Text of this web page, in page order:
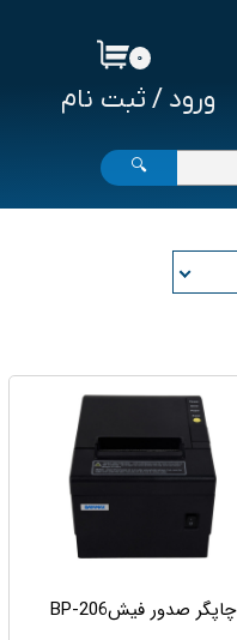
ورود / ثبت نام
۰
🔍
چاپگر صدور فیشBP-206